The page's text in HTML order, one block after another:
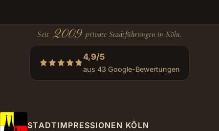
Seit 2009 private Stadtführungen in Köln.
4,9/5
aus 43 Google-Bewertungen
STADTIMPRESSIONEN KÖLN